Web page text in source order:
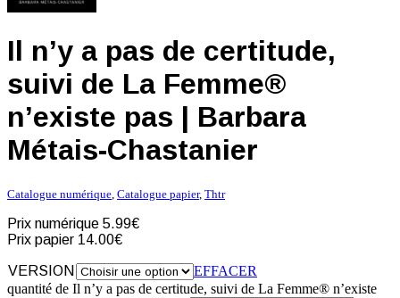
Il n’y a pas de certitude,
suivi de La Femme®
n’existe pas | Barbara
Métais-Chastanier
Catalogue numérique, Catalogue papier, Thtr
Prix numérique 5.99€
Prix papier 14.00€
VERSION
EFFACER
quantité de Il n’y a pas de certitude, suivi de La Femme® n’existe